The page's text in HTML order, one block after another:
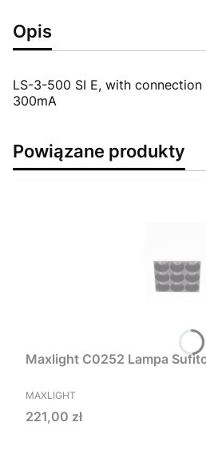
Opis
LS-3-500 SI E, with connection
300mA
Powiązane produkty
Maxlight C0252 Lampa
PRODUCENT
MAXLIGHT
Cena
221,00 zł